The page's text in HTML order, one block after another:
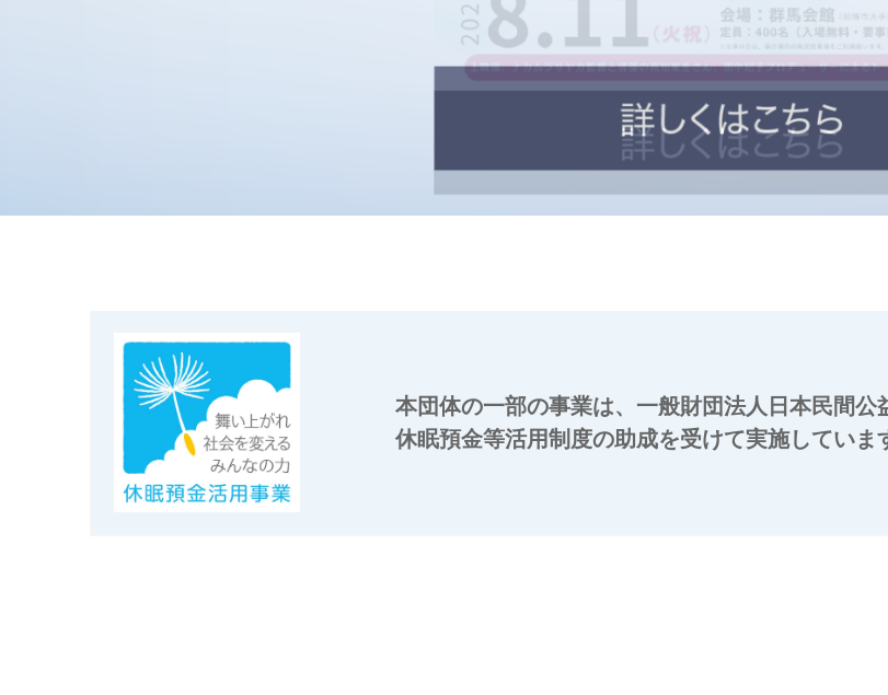
本団体の一部の事業は、一般財団法人日本民間公
休眠預金等活用制度の助成を受けて実施していま